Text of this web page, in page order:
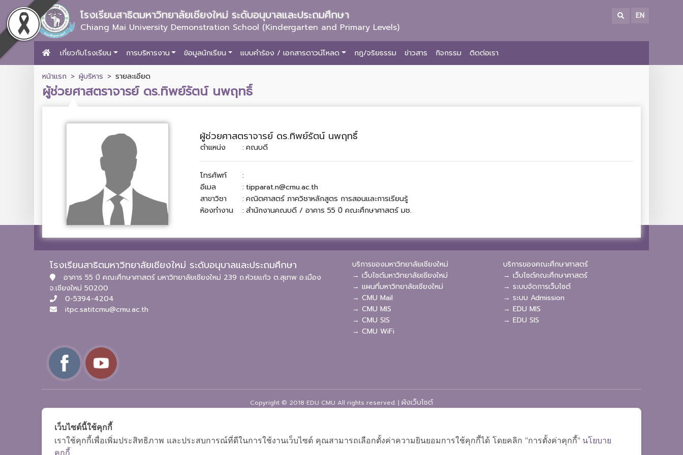
โรงเรียนสาธิตมหาวิทยาลัยเชียงใหม่ ระดับอนุบาลและประถมศึกษา
Chiang Mai University Demonstration School (Kindergarten and Primary Levels)
EN
เกี่ยวกับโรงเรียน การบริหารงาน ข้อมูลนักเรียน แบบคำร้อง / เอกสารดาวน์โหลด กฎ/จริยธรรม ข่าวสาร กิจกรรม ติดต่อเรา
หน้าแรก ผู้บริหาร รายละเอียด
ผู้ช่วยศาสตราจารย์ ดร.ทิพย์รัตน์ นพฤทธิ์
ผู้ช่วยศาสตราจารย์ ดร.ทิพย์รัตน์ นพฤทธิ์
ตำแหน่ง : คณบดี
โทรศัพท์
:
อีเมล
: tipparat.n@cmu.ac.th
สาขาวิชา
: คณิตศาสตร์ ภาควิชาหลักสูตร การสอนและการเรียนรู้
ห้องทำงาน
: สำนักงานคณบดี / อาคาร 55 ปี คณะศึกษาศาสตร์ มช.
โรงเรียนสาธิตมหาวิทยาลัยเชียงใหม่ ระดับอนุบาลและประถมศึกษา
อาคาร 55 ปี คณะศึกษาศาสตร์ มหาวิทยาลัยเชียงใหม่ 239 ถ.ห้วยแก้ว ต.สุเทพ อ.เมือง
จ.เชียงใหม่ 50200
0-5394-4204
itpc.satitcmu@cmu.ac.th
บริการของมหาวิทยาลัยเชียงใหม่
→ เว็บไซต์มหาวิทยาลัยเชียงใหม่
→ แผนที่มหาวิทยาลัยเชียงใหม่
→ CMU Mail
→ CMU MIS
→ CMU SIS
→ CMU WiFi
บริการของคณะศึกษาศาสตร์
→ เว็บไซต์คณะศึกษาศาสตร์
→ ระบบจัดการเว็บไซต์
→ ระบบ Admission
→ EDU MIS
→ EDU SIS
Copyright © 2018 EDU CMU All rights reserved. | ผังเว็บไซต์
เว็บไซต์นี้ใช้คุกกี้
เราใช้คุกกี้เพื่อเพิ่มประสิทธิภาพ และประสบการณ์ที่ดีในการใช้งานเว็บไซต์ คุณสามารถเลือกตั้งค่าความยินยอมการใช้คุกกี้ได้ โดยคลิก "การตั้งค่าคุกกี้" นโยบาย
คุกกี้